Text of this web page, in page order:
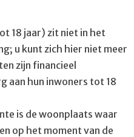
18 jaar) zit niet in het
u kunt zich hier niet meer
zijn financieel
aan hun inwoners tot 18
is de woonplaats waar
op het moment van de